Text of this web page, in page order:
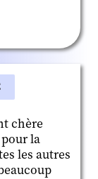
chère
la
les autres